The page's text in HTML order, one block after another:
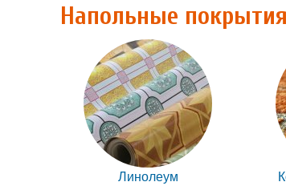
Напольные покрытия
Линолеум